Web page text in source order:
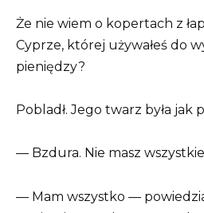
Że nie wiem o kopertach z
Cyprze, której używałeś do
pieniędzy?
Pobladł. Jego twarz była jak
— Bzdura. Nie masz
— Mam wszystko —